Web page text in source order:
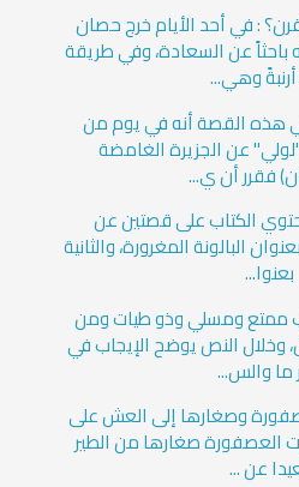
: في أحد الأيام خرج حصان
باحثاً عن السعادة، وفي طريقة
وهي...
هذه القصة أنه في يوم من
عن الجزيرة الغامضة
فقرر أن ي...
يحتوي الكتاب على قصتين عن
البالونة المغرورة، والثانية
بعنوا...
ممتع ومسلي وذو طيات ومن
وخلال النص يوضح الإيجاب في
ما والس...
وصغارها إلى العش على
العصفورة صغارها من الطير
عن ...